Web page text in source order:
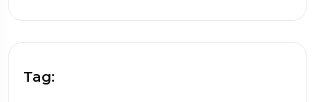
Tag: